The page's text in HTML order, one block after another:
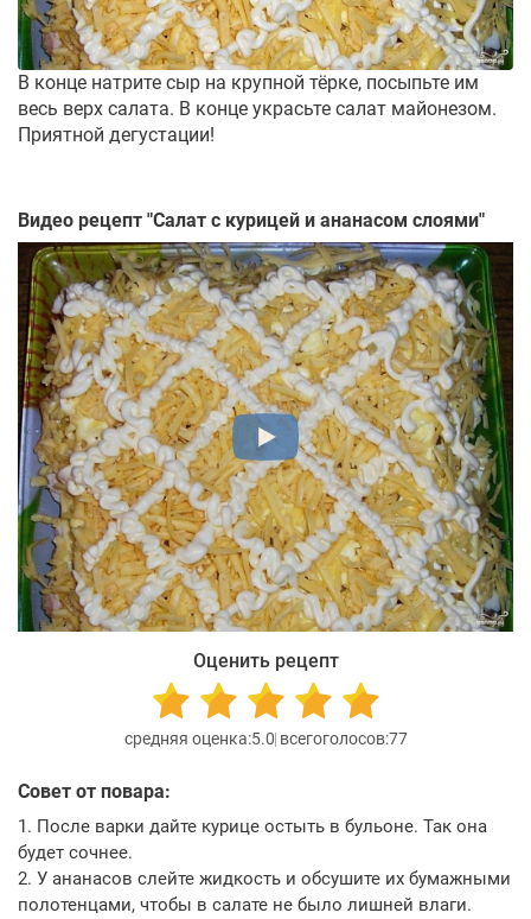
В конце натрите сыр на крупной тёрке, посыпьте им
весь верх салата. В конце украсьте салат майонезом.
Приятной дегустации!
Видео рецепт "Салат с курицей и ананасом слоями"
Оценить рецепт
5.0 77
Совет от повара:
1. После варки дайте курице остыть в бульоне. Так она
будет сочнее.
2. У ананасов слейте жидкость и обсушите их бумажными
полотенцами, чтобы в салате не было лишней влаги.